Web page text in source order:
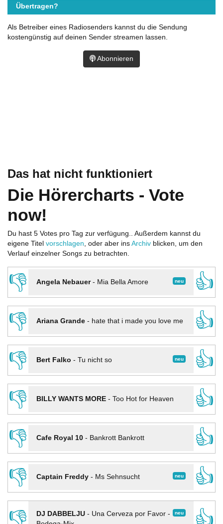
Das hat nicht funktioniert
Die Hörercharts - Vote
now!
Du hast 5 Votes pro Tag zur verfügung.. Außerdem kannst du
eigene Titel vorschlagen, oder aber ins Archiv blicken, um den
Verlauf einzelner Songs zu betrachten.
👎 neu
Angela Nebauer- Mia Bella Amore
👍
👎
Ariana Grande- hate that i made you love me
👍
👎
neu
Bert Falko - Tu nicht so
👍
👎
BILLY WANTS MORE- Too Hot for Heaven
👍
👎
Cafe Royal 10- Bankrott Bankrott
👍
👎
neu
Captain Freddy- Ms Sehnsucht
👍
👎
neu
DJ DABBELJU- Una Cerveza por Favor -
👍
Übertragen?
Als Betreiber eines Radiosenders kannst du die Sendung
kostengünstig auf deinen Sender streamen lassen.
Abonnieren